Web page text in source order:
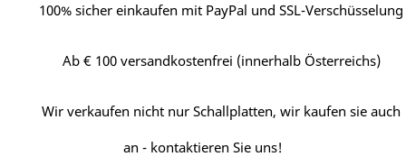
100% sicher einkaufen mit PayPal und SSL-Verschüsselung
Ab € 100 versandkostenfrei (innerhalb Österreichs)
Wir verkaufen nicht nur Schallplatten, wir kaufen sie auch
an - kontaktieren Sie uns!